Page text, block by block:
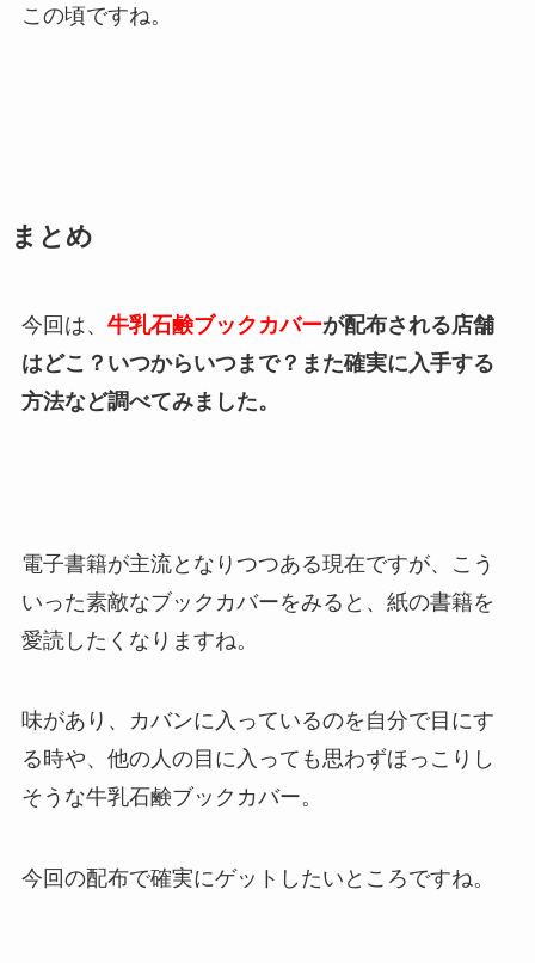
この頃ですね。
まとめ
今回は、 牛乳石鹸ブックカバーが配布される店舗
はどこ？いつからいつまで？また確実に入手する
方法など調べてみました。
電子書籍が主流となりつつある現在ですが、こう
いった素敵なブックカバーをみると、紙の書籍を
愛読したくなりますね。
味があり、カバンに入っているのを自分で目にす
る時や、他の人の目に入っても思わずほっこりし
そうな牛乳石鹸ブックカバー。
今回の配布で確実にゲットしたいところですね。